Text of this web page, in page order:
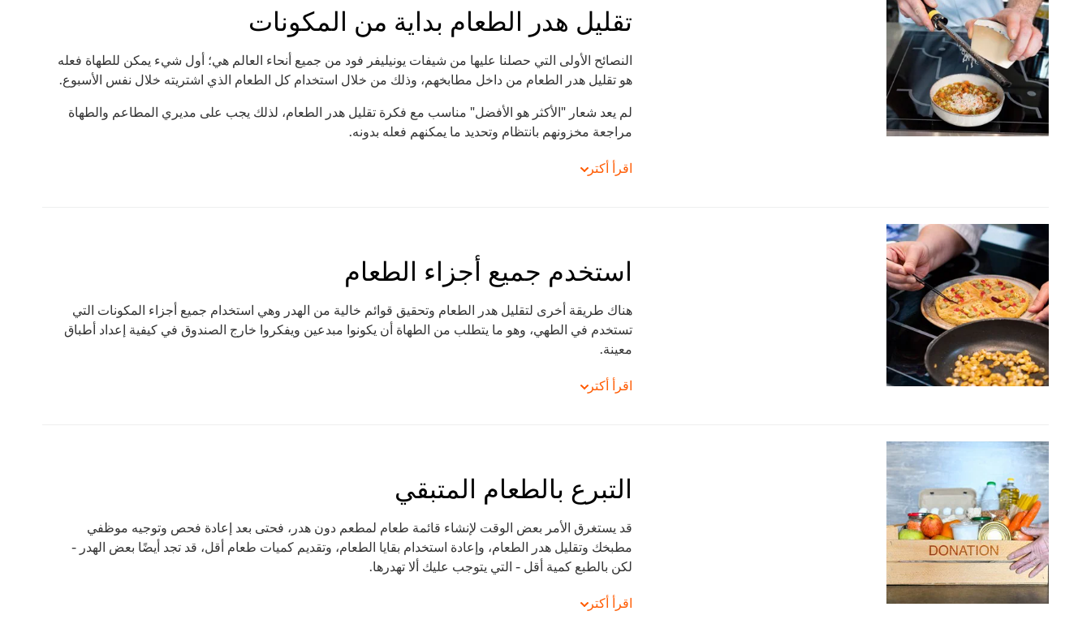
تقليل هدر الطعام بداية من المكونات
النصائح الأولى التي حصلنا عليها من شيفات يونيليفر فود من جميع أنحاء العالم هي؛ أول شيء يمكن للطهاة فعله
هو تقليل هدر الطعام من داخل مطابخهم، وذلك من خلال استخدام كل الطعام الذي اشتريته خلال نفس الأسبوع.
لم يعد شعار "الأكثر هو الأفضل" مناسب مع فكرة تقليل هدر الطعام، لذلك يجب على مديري المطاعم والطهاة
مراجعة مخزونهم بانتظام وتحديد ما يمكنهم فعله بدونه.
استخدم جميع أجزاء الطعام
هناك طريقة أخرى لتقليل هدر الطعام وتحقيق قوائم خالية من الهدر وهي استخدام جميع أجزاء المكونات التي
تستخدم في الطهي، وهو ما يتطلب من الطهاة أن يكونوا مبدعين ويفكروا خارج الصندوق في كيفية إعداد أطباق
معينة.
التبرع بالطعام المتبقي
قد يستغرق الأمر بعض الوقت لإنشاء قائمة طعام لمطعم دون هدر، فحتى بعد إعادة فحص وتوجيه موظفي
مطبخك وتقليل هدر الطعام، وإعادة استخدام بقايا الطعام، وتقديم كميات طعام أقل، قد تجد أيضًا بعض الهدر -
لكن بالطبع كمية أقل - التي يتوجب عليك ألا تهدرها.